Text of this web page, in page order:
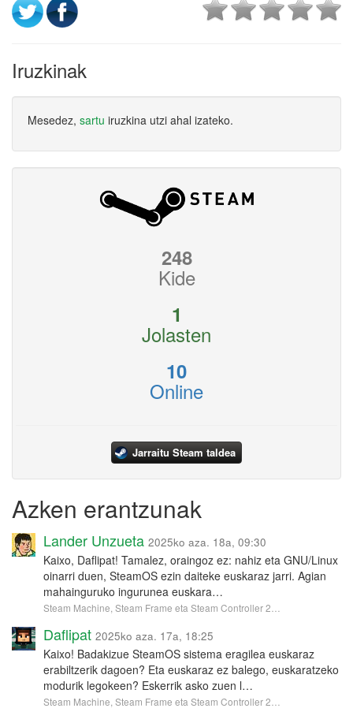
Iruzkinak
Mesedez, sartu iruzkina utzi ahal izateko.
248
Kide
1
Jolasten
10
Online
Jarraitu Steam taldea
Azken erantzunak
Lander Unzueta 2025ko aza. 18a, 09:30
Kaixo, Daflipat! Tamalez, oraingoz ez: nahiz eta GNU/Linux
oinarri duen, SteamOS ezin daiteke euskaraz jarri. Agian
mahainguruko ingurunea euskara…
Steam Machine, Steam Frame eta Steam Controller 2…
Daflipat 2025ko aza. 17a, 18:25
Kaixo! Badakizue SteamOS sistema eragilea euskaraz
erabiltzerik dagoen? Eta euskaraz ez balego, euskaratzeko
modurik legokeen? Eskerrik asko zuen l…
Steam Machine, Steam Frame eta Steam Controller 2…